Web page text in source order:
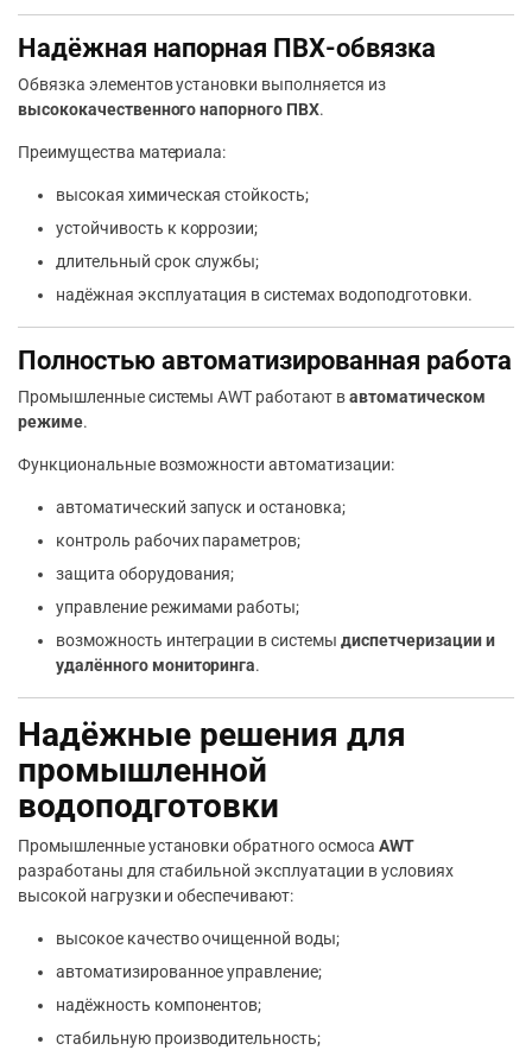
Надёжная напорная ПВХ-обвязка
Обвязка элементов установки выполняется из
высококачественного напорного ПВХ.
Преимущества материала:
высокая химическая стойкость;
устойчивость к коррозии;
длительный срок службы;
надёжная эксплуатация в системах водоподготовки.
Полностью автоматизированная работа
Промышленные системы AWT работают вавтоматическом
режиме.
Функциональные возможности автоматизации:
автоматический запуск и остановка;
контроль рабочих параметров;
защита оборудования;
управление режимами работы;
возможность интеграции в системыдиспетчеризации и
удалённого мониторинга.
Надёжные решения для
промышленной
водоподготовки
Промышленные установки обратного осмоса AWT
разработаны для стабильной эксплуатации в условиях
высокой нагрузки и обеспечивают:
высокое качество очищенной воды;
автоматизированное управление;
надёжность компонентов;
стабильную производительность;